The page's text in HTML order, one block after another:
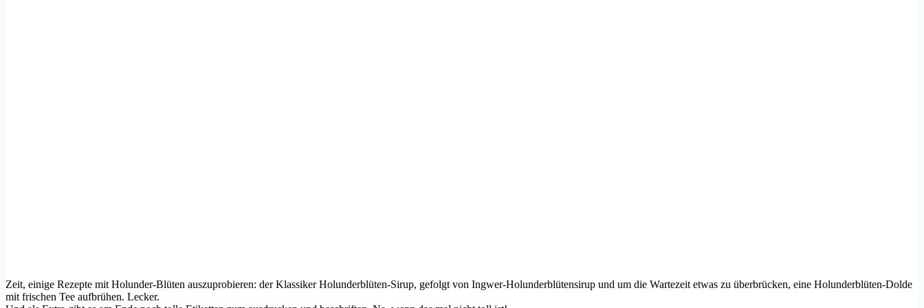
Zeit, einige Rezepte mit Holunder-Blüten auszuprobieren: der Klassiker Holunderblüten-Sirup, gefolgt von Ingwer-Holunderblütensirup und um die Wartezeit etwas zu überbrücken, eine Holunderblüten-Dolde
mit frischen Tee aufbrühen. Lecker.